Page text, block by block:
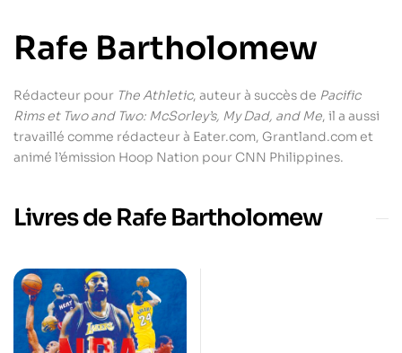
Rafe Bartholomew
Rédacteur pour The Athletic, auteur à succès de Pacific
Rims et Two and Two: McSorley’s, My Dad, and Me, il a aussi
travaillé comme rédacteur à Eater.com, Grantland.com et
animé l’émission Hoop Nation pour CNN Philippines.
Livres de Rafe Bartholomew